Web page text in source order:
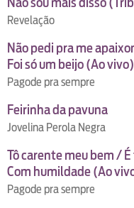
Revelação
Não pedi pra me
Foi só um beijo (Ao vivo)
Pagode pra sempre
Feirinha da pavuna
Jovelina Perola Negra
Tô carente meu bem /
Com humildade (Ao
Pagode pra sempre